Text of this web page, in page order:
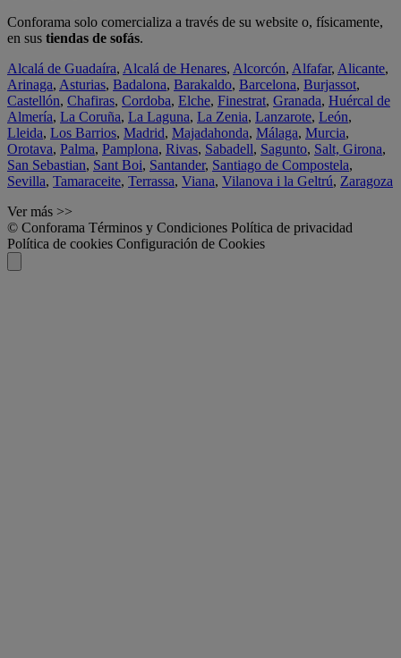
Conforama solo comercializa a través de su website o, físicamente,
en sus tiendas de sofás.
Alcalá de Guadaíra, Alcalá de Henares, Alcorcón, Alfafar, Alicante,
Arinaga, Asturias, Badalona, Barakaldo, Barcelona, Burjassot,
Castellón, Chafiras, Cordoba, Elche, Finestrat, Granada, Huércal de
Almería, La Coruña, La Laguna, La Zenia, Lanzarote, León,
Lleida, Los Barrios, Madrid, Majadahonda, Málaga, Murcia,
Orotava, Palma, Pamplona, Rivas, Sabadell, Sagunto, Salt, Girona,
San Sebastian, Sant Boi, Santander, Santiago de Compostela,
Sevilla, Tamaraceite, Terrassa, Viana, Vilanova i la Geltrú, Zaragoza
Ver más >>
© Conforama Términos y Condiciones Política de privacidad
Política de cookies Configuración de Cookies